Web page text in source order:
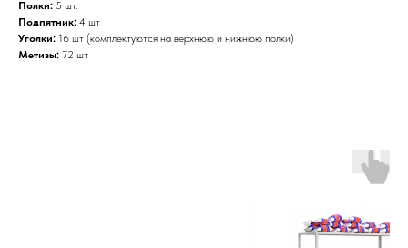
Полки: 5 шт.
Подпятник: 4 шт
Уголки: 16 шт (комплектуются на верхнюю и нижнюю полки)
Метизы: 72 шт